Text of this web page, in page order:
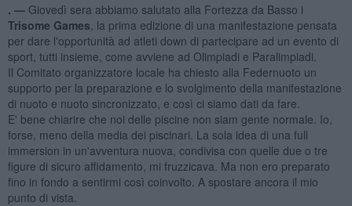
. — Giovedì sera abbiamo salutato alla Fortezza da Basso i
Trisome Games , la prima edizione di una manifestazione pensata
per dare l'opportunità ad atleti down di partecipare ad un evento di
sport, tutti insieme, come avviene ad Olimpiadi e Paralimpiadi.
Il Comitato organizzatore locale ha chiesto alla Federnuoto un
supporto per la preparazione e lo svolgimento della manifestazione
di nuoto e nuoto sincronizzato, e così ci siamo dati da fare.
E' bene chiarire che noi delle piscine non siam gente normale. Io,
forse, meno della media dei piscinari. La sola idea di una full
immersion in un'avventura nuova, condivisa con quelle due o tre
figure di sicuro affidamento, mi fruzzicava. Ma non ero preparato
fino in fondo a sentirmi così coinvolto. A spostare ancora il mio
punto di vista.